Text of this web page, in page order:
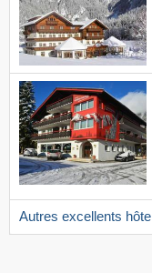
Autres excellents